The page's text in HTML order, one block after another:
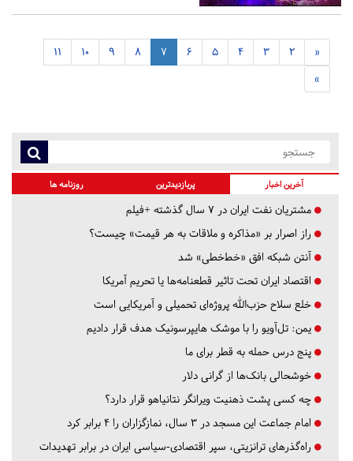
«
2
3
4
5
6
7
8
9
10
11
»
آخرین اخبار پربازدیدترین روزنامه ها
مشتریان نفت ایران در ۷ سال گذشته +فیلم
راز اصرار بر «مذاکره و ملاقات به هر قیمت» چیست؟
آنتن شبکه افق «خط‌خطی» شد
اقتصاد ایران تحت تاثیر قطعنامه‌ها یا تحریم‌ آمریکا
خلع سلاح حزب‌الله پروژه‌ای تحمیلی و آمریکایی است
یمن: تل‌آویو را با موشک هایپرسونیک هدف قرار دادیم
پنج درس‌ حمله به قطر برای ما
خوشحالی بانک‌ها از گرانی دلار
چه کسی پشت ذهنیت ویرانگر نتانیاهو قرار دارد؟
امام جماعت این مسجد در ۳ سال، نمازگزاران را ۴ برابر کرد
راه‌گذرهای ترانزیتی، سپر اقتصادی-سیاسی ایران در برابر تهدیدات